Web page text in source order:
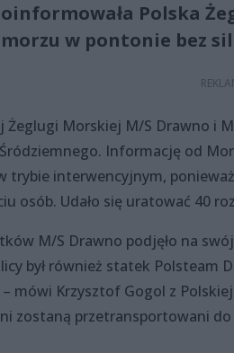
Polska
w pontonie bez
Morskiej M/S Drawno i
Informację od
trybie interwencyjnym,
osób. Udało się uratować 40
M/S Drawno podjęło na
był również statek Polsteam
– mówi Krzysztof Gogol z
zostaną przetransportowani